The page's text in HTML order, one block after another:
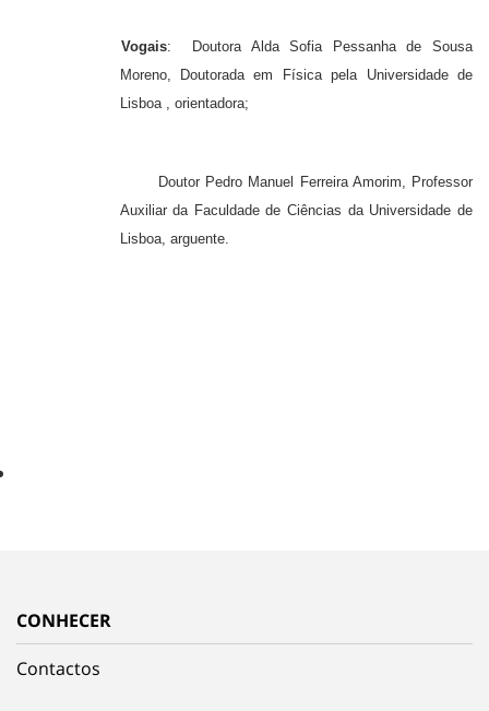
Vogais: Doutora Alda Sofia Pessanha de Sousa
Moreno, Doutorada em Física pela Universidade de
Lisboa, orientadora;
Doutor Pedro Manuel Ferreira Amorim, Professor
Auxiliar da Faculdade de Ciências da Universidade de
Lisboa, arguente.
CONHECER
Contactos